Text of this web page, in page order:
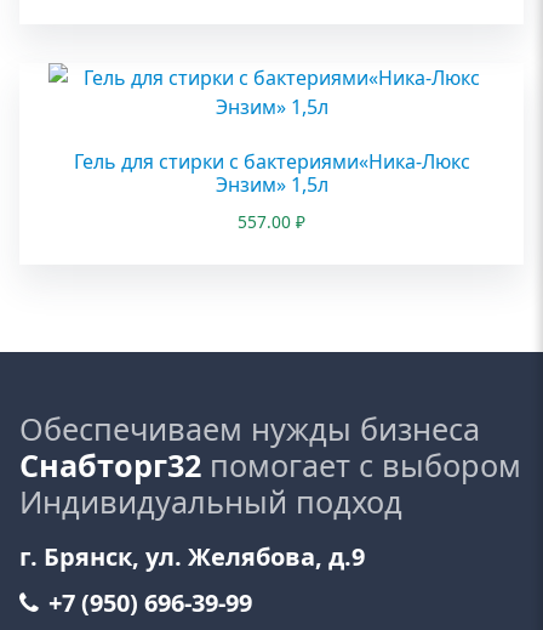
Гель для стирки с бактериями«Ника-Люкс
Энзим» 1,5л
557.00 ₽
Обеспечиваем нужды бизнеса
Снабторг32 помогает с выбором
Индивидуальный подход
г. Брянск, ул. Желябова, д.9
+7 (950) 696-39-99